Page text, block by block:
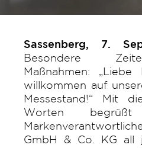
Sassenberg, 7.
Besondere
Maßnahmen: „Liebe
willkommen auf
Messestand!“ Mit
Worten
GmbH & Co. KG all